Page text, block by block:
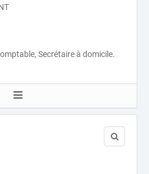
Secrétaire à domicile.